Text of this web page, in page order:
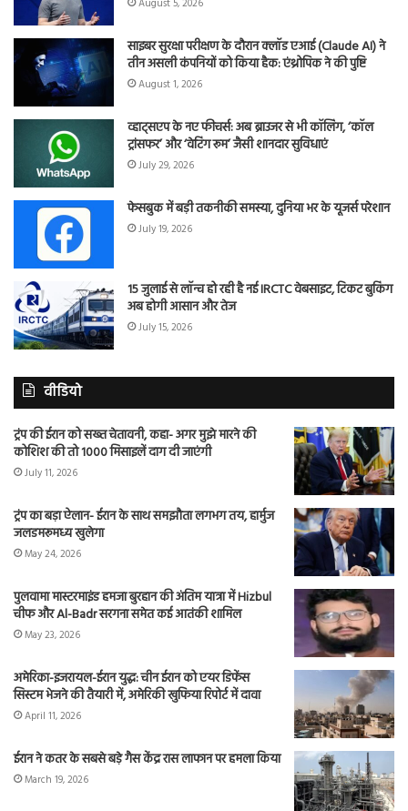
August 5, 2026
साइबर सुरक्षा परीक्षण के दौरान क्लॉड एआई (Claude AI) ने
तीन असली कंपनियों को किया हैक: एंथ्रोपिक ने की पुष्टि
August 1, 2026
व्हाट्सएप के नए फीचर्स: अब ब्राउजर से भी कॉलिंग, ‘कॉल
ट्रांसफर’ और ‘वेटिंग रूम’ जैसी शानदार सुविधाएं
July 29, 2026
फेसबुक में बड़ी तकनीकी समस्या, दुनिया भर के यूजर्स परेशान
July 19, 2026
15 जुलाई से लॉन्च हो रही है नई IRCTC वेबसाइट, टिकट बुकिंग
अब होगी आसान और तेज
July 15, 2026
वीडियो
ट्रंप की ईरान को सख्त चेतावनी, कहा- अगर मुझे मारने की
कोशिश की तो 1000 मिसाइलें दाग दी जाएंगी
July 11, 2026
ट्रंप का बड़ा ऐलान- ईरान के साथ समझौता लगभग तय, हार्मुज
जलडमरूमध्य खुलेगा
May 24, 2026
पुलवामा मास्टरमाइंड हमजा बुरहान की अंतिम यात्रा में Hizbul
चीफ और Al-Badr सरगना समेत कई आतंकी शामिल
May 23, 2026
अमेरिका-इजरायल-ईरान युद्ध: चीन ईरान को एयर डिफेंस
सिस्टम भेजने की तैयारी में, अमेरिकी खुफिया रिपोर्ट में दावा
April 11, 2026
ईरान ने कतर के सबसे बड़े गैस केंद्र रास लाफान पर हमला किया
March 19, 2026